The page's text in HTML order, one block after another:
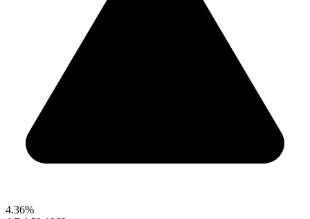
4.36%